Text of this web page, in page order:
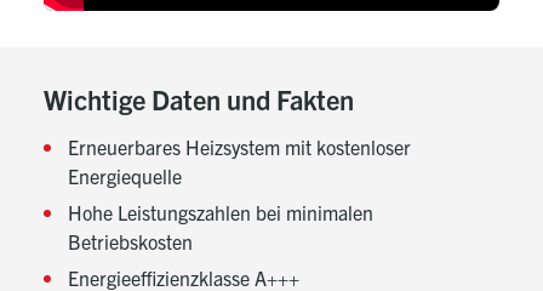
Wichtige Daten und Fakten
Erneuerbares Heizsystem mit kostenloser
Energiequelle
Hohe Leistungszahlen bei minimalen
Betriebskosten
Energieeffizienzklasse A+++